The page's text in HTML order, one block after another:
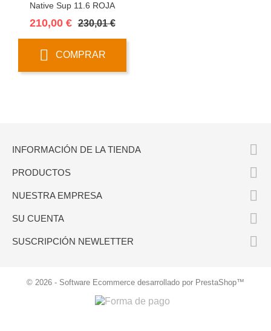
Native Sup 11.6 ROJA
210,00 € Precio
230,01 €Precio
COMPRAR
INFORMACIÓN DE LA TIENDA 
PRODUCTOS 
NUESTRA EMPRESA 
SU CUENTA 
SUSCRIPCIÓN NEWLETTER 
© 2026 - Software Ecommerce desarrollado por PrestaShop™